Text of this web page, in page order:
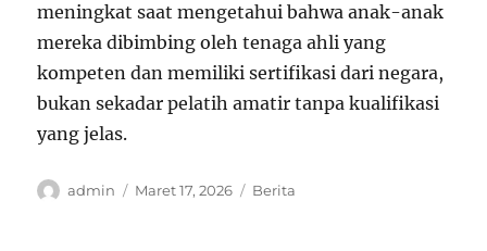
meningkat saat mengetahui bahwa anak-anak
mereka dibimbing oleh tenaga ahli yang
kompeten dan memiliki sertifikasi dari negara,
bukan sekadar pelatih amatir tanpa kualifikasi
yang jelas.
Author
admin
Posted
Maret 17, 2026 Categories
Berita